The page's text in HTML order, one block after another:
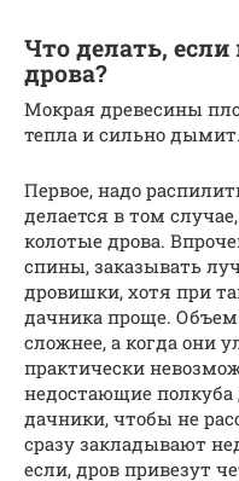
Что делать,
дрова?
Мокрая древесины
тепла и сильно
Первое, надо
делается в том
колотые дрова.
спины, заказывать
дровишки, хотя при
дачника проще. Объем
сложнее, а когда они
практически
недостающие
дачники, чтобы не
сразу закладывают
если, дров привезут